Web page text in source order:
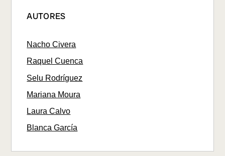
AUTORES
Nacho Civera
Raquel Cuenca
Selu Rodríguez
Mariana Moura
Laura Calvo
Blanca García